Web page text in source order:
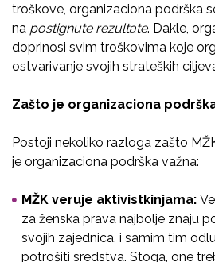
troškove, organizaciona podrška
na postignute rezultate. Dakle,
doprinosi svim troškovima koje
ostvarivanje svojih strateških
Zašto je organizaciona
Postoji nekoliko razloga zašto
je organizaciona podrška važna:
MŽK veruje aktivistkinjama:
za ženska prava najbolje znaju
svojih zajednica, i samim tim
potrošiti sredstva. Stoga, one